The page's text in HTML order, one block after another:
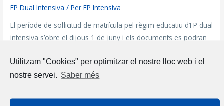
FP Dual Intensiva / Per FP Intensiva
El període de sol·licitud de matrícula pel règim educatiu d’FP dual
intensiva s’obre el dijous 1 de juny i els documents es podran
Utilitzam "Cookies" per optimitzar el nostre lloc web i el
nostre servei. Saber més